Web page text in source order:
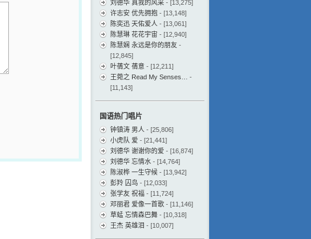
刘德华 真我的风采 - [13,275]
许志安 优先拥抱 - [13,148]
陈奕迅 天佑爱人 - [13,061]
陈慧琳 花花宇宙 - [12,940]
陈慧娴 永远是你的朋友 -
[12,845]
叶蒨文 蒨意 - [12,211]
王菀之 Read My Senses…
-
[11,143]
国语热门唱片
钟镇涛 男人 - [25,806]
小虎队 爱 - [21,441]
刘德华 谢谢你的爱 - [16,874]
刘德华 忘情水 - [14,764]
陈淑桦 一生守候 - [13,942]
彭羚 囚鸟 - [12,033]
张学友 祝福 - [11,724]
邓丽君 爱像一首歌 - [11,146]
草蜢 忘情森巴舞 - [10,318]
王杰 英雄泪 - [10,007]